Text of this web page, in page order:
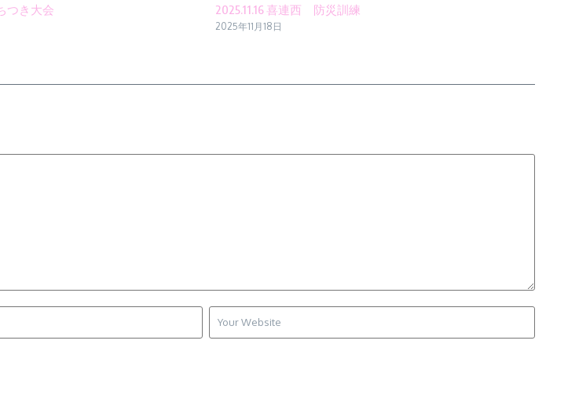
つき大会 2025.11.16 喜連西 防災訓練
2025年11月18日